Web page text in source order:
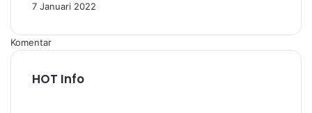
7 Januari 2022
Komentar
HOT Info